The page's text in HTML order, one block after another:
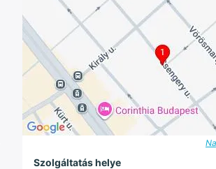
Szolgáltatás helye